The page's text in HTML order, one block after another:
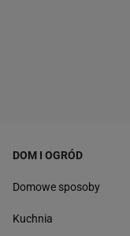
DOM I OGRÓD
Domowe sposoby
Kuchnia